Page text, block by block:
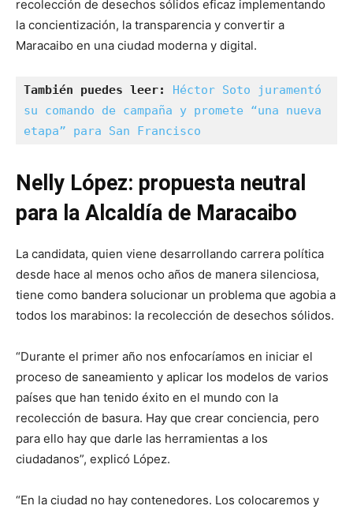
recolección de desechos sólidos eficaz implementando
la concientización, la transparencia y convertir a
Maracaibo en una ciudad moderna y digital.
También puedes leer: Héctor Soto juramentó
su comando de campaña y promete “una nueva
etapa” para San Francisco
Nelly López: propuesta neutral
para la Alcaldía de Maracaibo
La candidata, quien viene desarrollando carrera política
desde hace al menos ocho años de manera silenciosa,
tiene como bandera solucionar un problema que agobia a
todos los marabinos: la recolección de desechos sólidos.
“Durante el primer año nos enfocaríamos en iniciar el
proceso de saneamiento y aplicar los modelos de varios
países que han tenido éxito en el mundo con la
recolección de basura. Hay que crear conciencia, pero
para ello hay que darle las herramientas a los
ciudadanos”, explicó López.
“En la ciudad no hay contenedores. Los colocaremos y